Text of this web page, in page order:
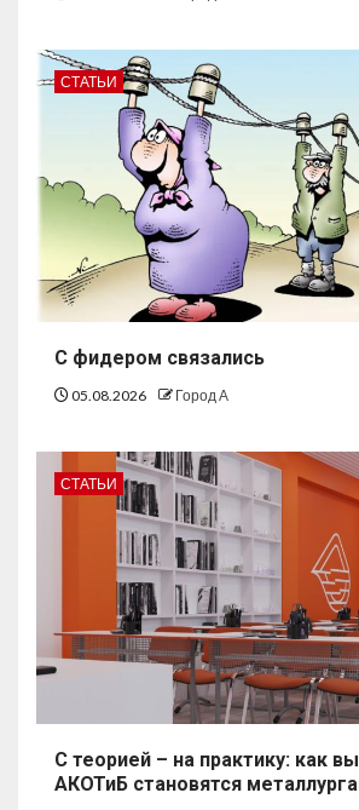
СТАТЬИ
С фидером связались
05.08.2026 Город А
СТАТЬИ
С теорией – на практику: как
АКОТиБ становятся